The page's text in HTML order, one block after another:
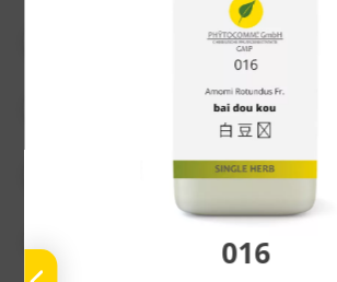
016
chuan xiong
gao ben
nu zhen zi